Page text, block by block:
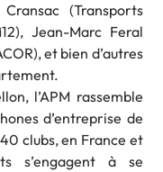
(Transports
Jean-Marc Feral
et bien d’autres
l’APM rassemble
d’entreprise de
clubs, en France et
s’engagent à se